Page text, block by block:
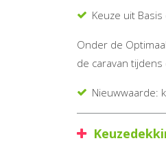
Keuze uit
Onder de
de caravan
Nieuwwaarde: